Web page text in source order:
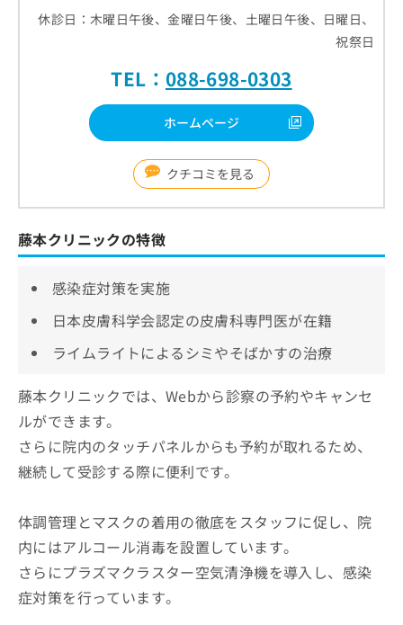
休診日：木曜日午後、金曜日午後、土曜日午後、日曜日、
祝祭日
TEL： 088-698-0303
ホームページ
クチコミを見る
藤本クリニックの特徴
感染症対策を実施
日本皮膚科学会認定の皮膚科専門医が在籍
ライムライトによるシミやそばかすの治療
藤本クリニックでは、Webから診察の予約やキャンセ
ルができます。
さらに院内のタッチパネルからも予約が取れるため、
継続して受診する際に便利です。
体調管理とマスクの着用の徹底をスタッフに促し、院
内にはアルコール消毒を設置しています。
さらにプラズマクラスター空気清浄機を導入し、感染
症対策を行っています。